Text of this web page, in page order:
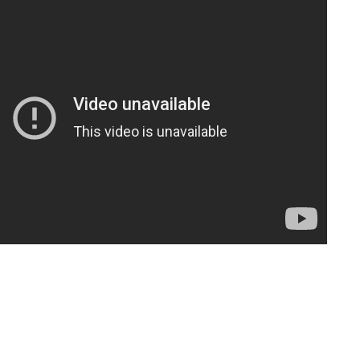
வரலாற்று பெருமை கொண்ட வல்வை மண் !!!
வேட்பாளர்கள் கலந்துகொள்ளும் செய்திகளுக்கு அப்பால்!!
அமீர் | 6TH APRIL AGNI PAARVAI DIRECTOR AMEER
| 30TH MARCH NERUKKU NER